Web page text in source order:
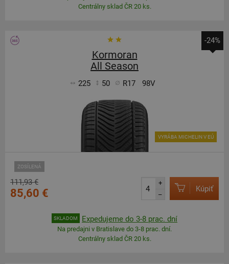
Centrálny sklad ČR 20 ks.
-24%
Kormoran
All Season
225 50 R17 98V
ZOSÍLENÁ
VYRÁBA MICHELIN V EÚ
111,93 €
85,60 €
+
–
Kúpiť
SKLADOM Expedujeme do 3-8 prac. dní
Na predajni v Bratislave do 3-8 prac. dní.
Centrálny sklad ČR 20 ks.